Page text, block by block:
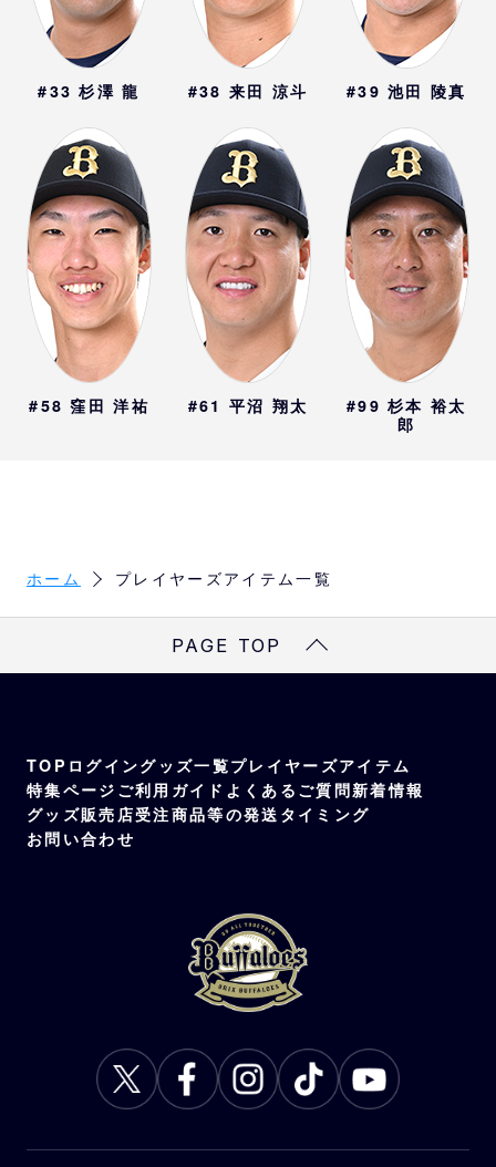
#33 杉澤 龍 #38 来田 涼斗 #39 池田 陵真
#58 窪田 洋祐 #61 平沼 翔太 #99 杉本 裕太
郎
ホーム プレイヤーズアイテム一覧
PAGE TOP
TOP ログイングッズ一覧プレイヤーズアイテム
特集ページ ご利用ガイド よくあるご質問新着情報
グッズ販売店受注商品等の発送タイミング
お問い合わせ